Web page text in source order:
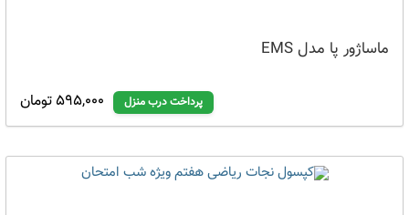
ماساژور پا مدل EMS
595,000 تومان پرداخت درب منزل